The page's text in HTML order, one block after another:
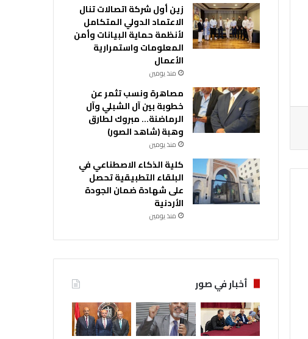
زين أول شركة اتصالات تنال
الاعتماد الدولي المتكامل
لأنظمة حماية البيانات وأمن
المعلومات واستمرارية
الأعمال
منذ يومين
مصاهرة ونسب تثمر عن
خطوبة بين آل الشبلي وآل
الرماضنة… مبروك لطارق
وهبة (شاهد الصور)
منذ يومين
كلية الذكاء الاصطناعي في
البلقاء التطبيقية تحصل
على شهادة ضمان الجودة
الأردنية
منذ يومين
أخبار في صور